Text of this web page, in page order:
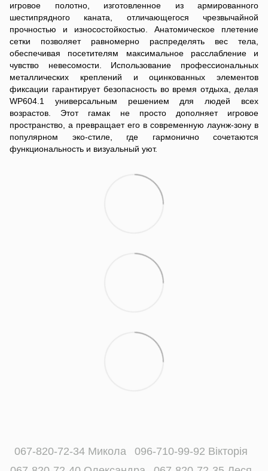
игровое полотно, изготовленное из армированного
шестипрядного каната, отличающегося чрезвычайной
прочностью и износостойкостью. Анатомическое плетение
сетки позволяет равномерно распределять вес тела,
обеспечивая посетителям максимальное расслабление и
чувство невесомости. Использование профессиональных
металлических креплений и оцинкованных элементов
фиксации гарантирует безопасность во время отдыха, делая
WP604.1 универсальным решением для людей всех
возрастов. Этот гамак не просто дополняет игровое
пространство, а превращает его в современную лаунж-зону в
популярном эко-стиле, где гармонично сочетаются
функциональность и визуальный уют.
067-820-72-34 Микола
096-710-99-92 Вікторія